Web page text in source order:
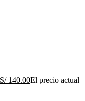
S/140.00El precio actual